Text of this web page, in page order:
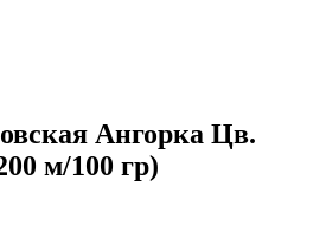
Ангорка Цв.
м/100 гр)